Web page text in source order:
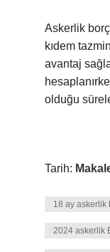
Askerlik
kıdem
avantaj
olduğu
Tarih:
18 ay askerlik
2024 askerlik